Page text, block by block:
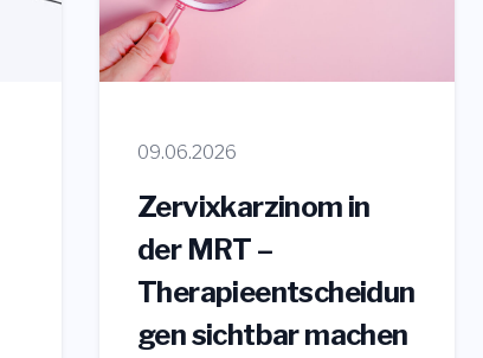
09.06.2026
Zervixkarzinom in
der MRT –
Therapieentscheidun
gen sichtbar machen